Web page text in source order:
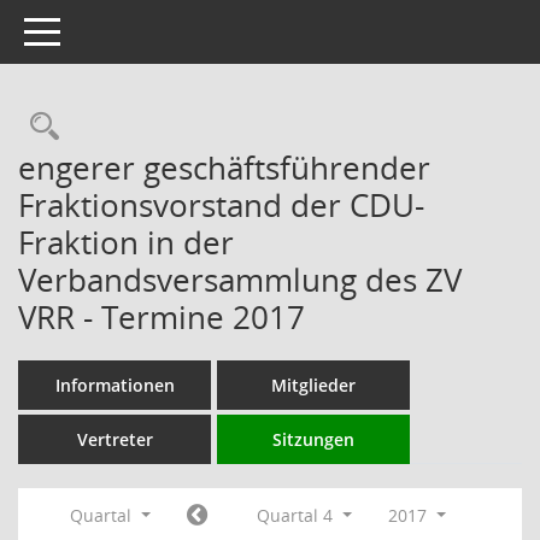
Toggle navigation
Rechercheauswahl
engerer geschäftsführender
Fraktionsvorstand der CDU-
Fraktion in der
Verbandsversammlung des ZV
VRR - Termine 2017
Informationen Mitglieder
Vertreter Sitzungen
Quartal Quartal 4
2017